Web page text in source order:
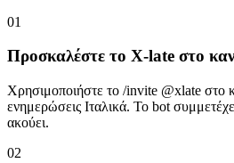
01
Προσκαλέστε το X-late στο
Χρησιμοποιήστε το /invite @xlate στο
ενημερώσεις Ιταλικά. Το bot
ακούει.
02